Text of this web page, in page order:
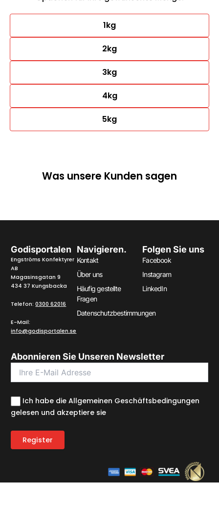
1kg
2kg
3kg
4kg
5kg
Was unsere Kunden sagen
Godisportalen
Engströms Konfektyrer
AB
Magasinsgatan 9
434 37 Kungsbacka
Telefon:0300 62016
E-Mail:
info@godisportalen.se
Navigieren.
Kontakt
Über uns
Häufig gestellte
Fragen
Datenschutzbestimmungen
Folgen Sie uns
Facebook
Instagram
LinkedIn
Abonnieren Sie Unseren Newsletter
Ich habe die Allgemeinen Geschäftsbedingungen
gelesen und akzeptiere sie